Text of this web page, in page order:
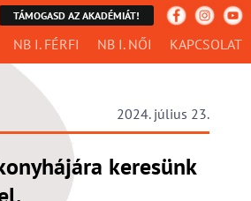
TÁMOGASD AZ AKADÉMIÁT!
NB I. FÉRFI NB I. NŐI KAPCSOLAT
2024. július 23.
keresünk